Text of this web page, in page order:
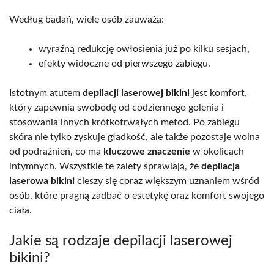
Według badań, wiele osób zauważa:
wyraźną redukcję owłosienia już po kilku sesjach,
efekty widoczne od pierwszego zabiegu.
Istotnym atutem depilacji laserowej bikini jest komfort,
który zapewnia swobodę od codziennego golenia i
stosowania innych krótkotrwałych metod. Po zabiegu
skóra nie tylko zyskuje gładkość, ale także pozostaje wolna
od podrażnień, co ma kluczowe znaczenie w okolicach
intymnych. Wszystkie te zalety sprawiają, że depilacja
laserowa bikini cieszy się coraz większym uznaniem wśród
osób, które pragną zadbać o estetykę oraz komfort swojego
ciała.
Jakie są rodzaje depilacji laserowej
bikini?